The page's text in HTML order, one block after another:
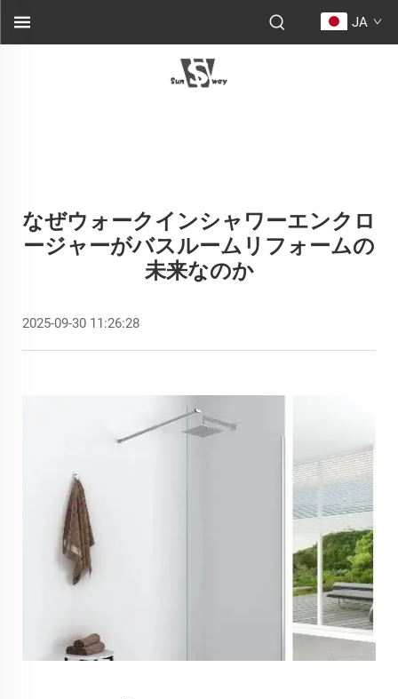
JA
なぜウォークインシャワーエンクロ
ージャーがバスルームリフォームの
未来なのか
2025-09-30 11:26:28